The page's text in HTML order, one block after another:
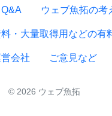
Q&A ウェブ魚拓の考
料・大量取得用などの有
会社 ご意見など
© 2026 ウェブ魚拓